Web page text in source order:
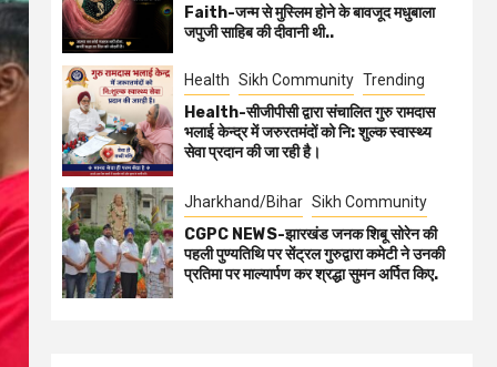
Faith-जन्म से मुस्लिम होने के बावजूद मधुबाला
जपुजी साहिब की दीवानी थी..
Health Sikh Community Trending
Health-सीजीपीसी द्वारा संचालित गुरु रामदास
भलाई केन्द्र में जरुरतमंदों को नि: शुल्क स्वास्थ्य
सेवा प्रदान की जा रही है।
Jharkhand/Bihar Sikh Community
CGPC NEWS-झारखंड जनक शिबू सोरेन की
पहली पुण्यतिथि पर सेंट्रल गुरुद्वारा कमेटी ने उनकी
प्रतिमा पर माल्यार्पण कर श्रद्धा सुमन अर्पित किए.